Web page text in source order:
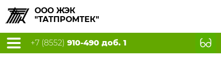
ООО ЖЭК
"ТАТПРОМТЕК"
+7 (8552) 910-490 доб. 1